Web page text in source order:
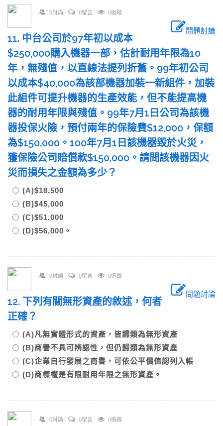
0討論 0留言 0追蹤
問題討論
11. 中台公司於97年初以成本
$250,000購入機器一部，估計耐用年限為10
年，無殘值，以直線法提列折舊。99年初公司
以成本$40,000為該部機器加裝一新組件，加裝
此組件可提升機器的生產效能，但不能提高機
器的耐用年限與殘值。99年7月1日公司為該機
器投保火險，預付兩年的保險費$12,000，保額
為$150,000。100年7月1日該機器毀於火災，
獲保險公司賠償款$150,000。請問該機器因火
災而損失之金額為多少？
(A)$18,500
(B)$45,000
(C)$51,000
(D)$56,000。
0討論 0留言 0追蹤
問題討論
12. 下列有關無形資產的敘述，何者
正確？
(A)凡無實體形式的資產，皆歸類為無形資產
(B)商譽不具可辨認性，但仍歸類為無形資產
(C)企業自行發展之商譽，可依公平價值認列入帳
(D)商標權是有限耐用年限之無形資產。
0討論 0留言 0追蹤